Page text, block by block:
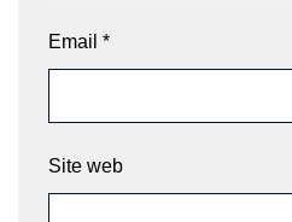
Email *
Site web